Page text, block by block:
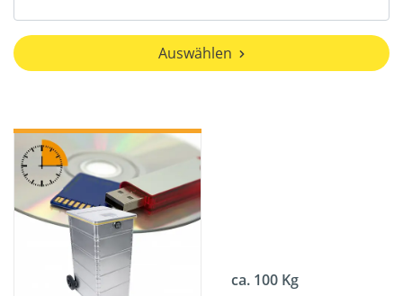
Auswählen
ca. 100 Kg